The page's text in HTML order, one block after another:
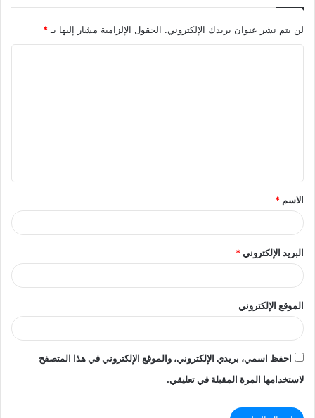
لن يتم نشر عنوان بريدك الإلكتروني. الحقول الإلزامية مشار إليها بـ *
ق
*
الاسم *
البريد الإلكتروني*
الموقع الإلكتروني
احفظ اسمي، بريدي الإلكتروني، والموقع الإلكتروني في هذا المتصفح
لاستخدامها المرة المقبلة في تعليقي.